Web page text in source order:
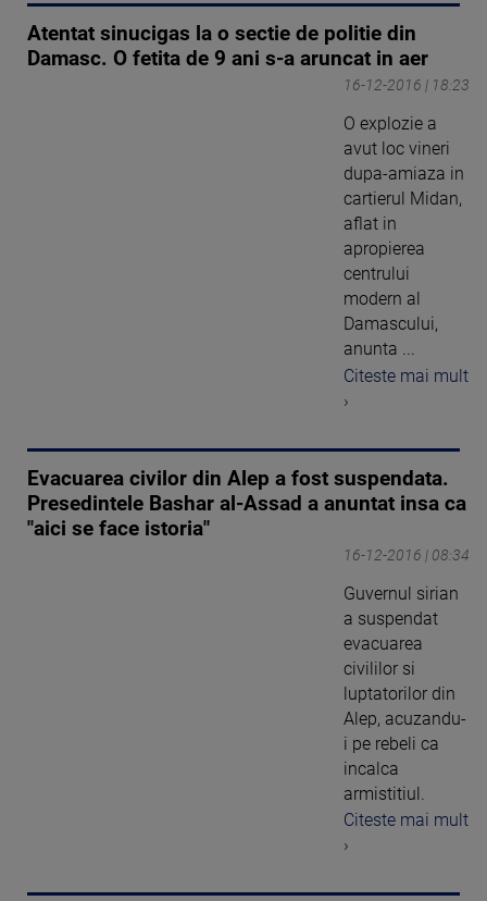
Atentat sinucigas la o sectie de politie din
Damasc. O fetita de 9 ani s-a aruncat in aer
16-12-2016 | 18:23
O explozie a
avut loc vineri
dupa-amiaza in
cartierul Midan,
aflat in
apropierea
centrului
modern al
Damascului,
anunta ...
Citeste mai mult
›
Evacuarea civilor din Alep a fost suspendata.
Presedintele Bashar al-Assad a anuntat insa ca
"aici se face istoria"
16-12-2016 | 08:34
Guvernul sirian
a suspendat
evacuarea
civililor si
luptatorilor din
Alep, acuzandu-
i pe rebeli ca
incalca
armistitiul.
Citeste mai mult
›